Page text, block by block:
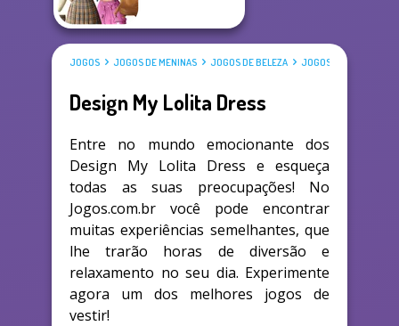
JOGOS JOGOS DE MENINAS JOGOS DE BELEZA JOGOS DE VESTIR
Design My Lolita Dress
Entre no mundo emocionante dos
Design My Lolita Dress e esqueça
todas as suas preocupações! No
Jogos.com.br você pode encontrar
muitas experiências semelhantes, que
lhe trarão horas de diversão e
relaxamento no seu dia. Experimente
agora um dos melhores jogos de
vestir!